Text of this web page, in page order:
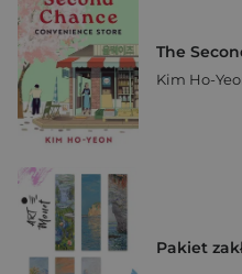
The
Kim Ho-
Pakiet